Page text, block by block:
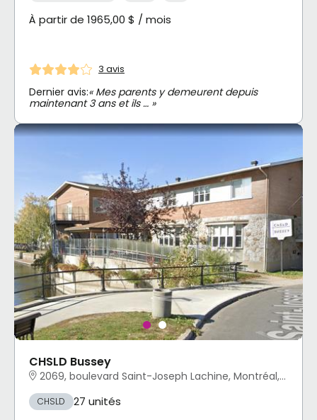
À partir de 1965,00 $ / mois
3 avis
Dernier avis:« Mes parents y demeurent depuis
maintenant 3 ans et ils … »
CHSLD Bussey
2069, boulevard Saint-Joseph Lachine, Montréal, QC
CHSLD 27 unités